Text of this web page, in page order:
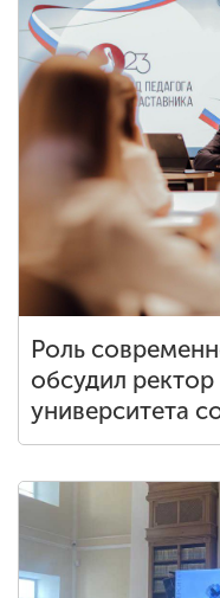
Наука
Другие виды
деятельности
Студенческая
Сведения
ENG SPN
Роль
обсудил
университета